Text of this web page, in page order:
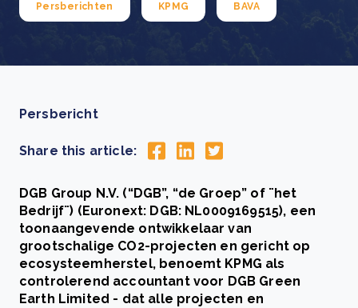
Persberichten KPMG BAVA
Persbericht
Share this article:
DGB Group N.V. (“DGB”, “de Groep” of ¨het
Bedrijf¨) (Euronext: DGB: NL0009169515), een
toonaangevende ontwikkelaar van
grootschalige CO2-projecten en gericht op
ecosysteemherstel, benoemt KPMG als
controlerend accountant voor DGB Green
Earth Limited - dat alle projecten en